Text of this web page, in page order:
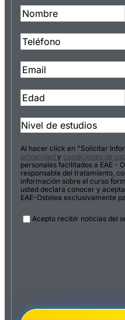
Al hacer click en "Solicitar
privacidad y condiciones de uso
personales facilitados a EAE -
responsable del tratamiento,
información sobre el curso
usted declara conocer y
EAE-Ostelea exclusivamente
Legal
Acepto recibir noticias del